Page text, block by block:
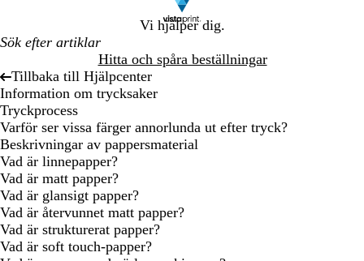
Vi hjälper dig.
Hitta och spåra beställningar
Tillbaka till Hjälpcenter
Information om trycksaker
Tryckprocess
Varför ser vissa färger annorlunda ut efter tryck?
Beskrivningar av pappersmaterial
Vad är linnepapper?
Vad är matt papper?
Vad är glansigt papper?
Vad är återvunnet matt papper?
Vad är strukturerat papper?
Vad är soft touch-papper?